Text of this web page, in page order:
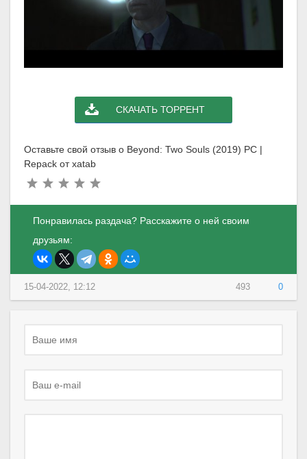
СКАЧАТЬ ТОРРЕНТ
Оставьте свой отзыв о Beyond: Two Souls (2019) PC |
Repack от xatab
Понравилась раздача? Расскажите о ней своим
друзьям:
493 0
15-04-2022, 12:12